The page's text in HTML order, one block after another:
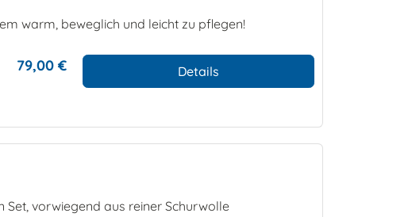
warm, beweglich und leicht zu pflegen!
79,00 € Details
Set, vorwiegend aus reiner Schurwolle